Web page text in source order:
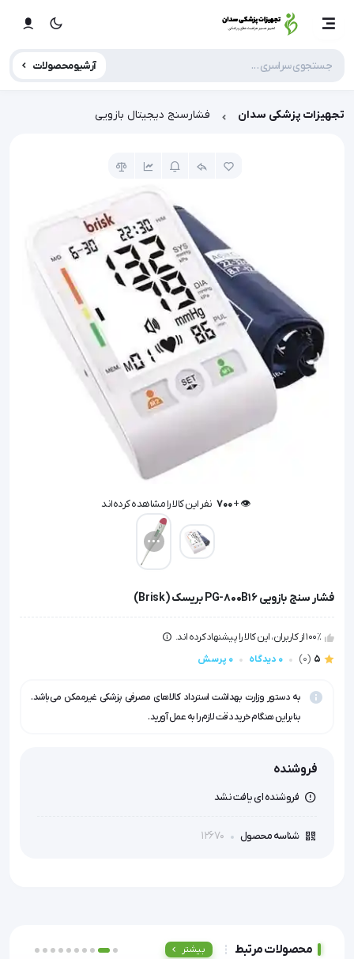
آرشیو محصولات
تجهیزات پزشکی سدان فشارسنج دیجیتال بازویی
👁️ +
700 نفر این کالا را مشاهده کرده‌اند
نفر این کالا را مشاهده کرده‌اند
فشار سنج بازویی PG-800B16 بریسک (Brisk)
100٪ از کاربران، این کالا را پیشنهاد کرده اند.
5
(0) 0 دیدگاه 0 پرسش
به دستور وزارت بهداشت استرداد کالاهای مصرفی پزشکی غیرممکن می‌باشد.
بنابراین هنگام خرید دقت لازم را به عمل آورید.
فروشنده
فروشنده ای یافت نشد
شناسه محصول 12670
محصولات مرتبط بیشتر